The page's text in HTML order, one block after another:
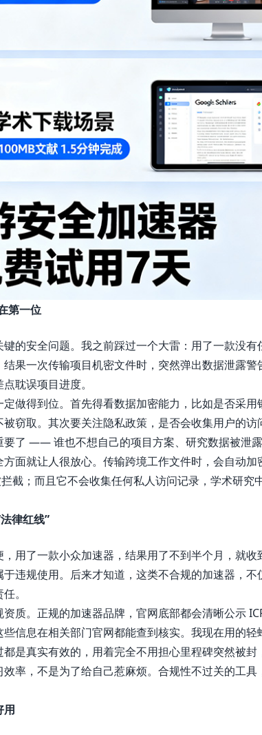
第一位
的安全问题。我之前踩过一个大雷：用了一款没有
果一次传输项目机密文件时，突然弹出数据泄露警
耽误项目进度。
做得到位。首先得看数据加密能力，比如是否采用
窃取。其次要关注隐私政策，是否会收集用户的访
了 —— 谁也不想自己的项目方案、研究数据被泄露
面就让人很放心。传输跨境工作文件时，会自动加
截；而且它不会收集任何私人访问记录，学术研究
律红线”
用了一款小众加速器，结果用了不到半个月，就收
违规使用。后来才知道，这类不合规的加速器，不
。
质。正规的加速器品牌，官网底部都会清晰公示
信息在相关部门官网都能查到核实。我现在用的轻
是真实有效的，用着完全不用担心里程碑突然被封
率，不是为了给自己惹麻烦。合规性不过关的工具
用